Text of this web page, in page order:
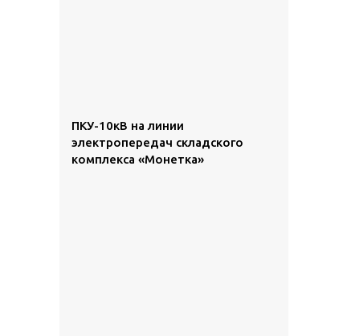
ПКУ-10кВ на линии
электропередач складского
комплекса «Монетка»